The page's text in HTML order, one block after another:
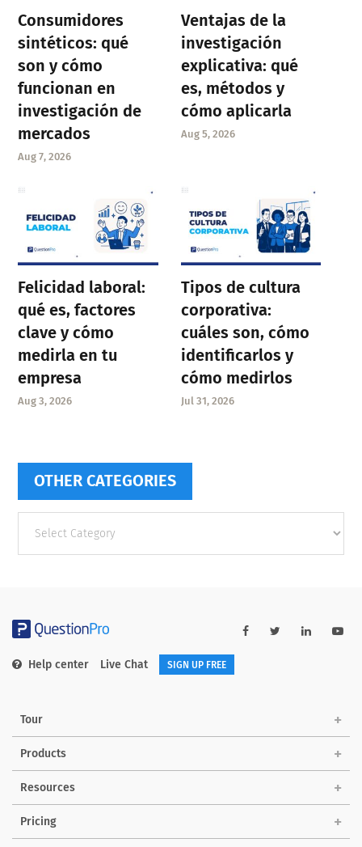
Consumidores
sintéticos: qué
son y cómo
funcionan en
investigación de
mercados
Aug 7, 2026
Ventajas de la
investigación
explicativa: qué
es, métodos y
cómo aplicarla
Aug 5, 2026
Felicidad laboral:
qué es, factores
clave y cómo
medirla en tu
empresa
Aug 3, 2026
Tipos de cultura
corporativa:
cuáles son, cómo
identificarlos y
cómo medirlos
Jul 31, 2026
OTHER CATEGORIES
categories
Help center Live Chat SIGN UP FREE
Tour
Products
Resources
Pricing